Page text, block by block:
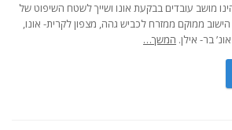
מושב עובדים בבקעת אונו ושייך לשטח השיפוט של
רמת גן משנת 2007. הישוב ממוקם ממזרח לכביש גהה, מצפון לקרית- אונו,
בר- אילן. המשך…